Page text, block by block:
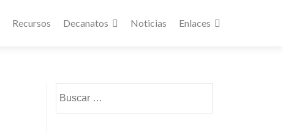
Recursos Decanatos Noticias Enlaces